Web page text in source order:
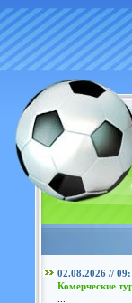
02.08.2026 //
Комерческие